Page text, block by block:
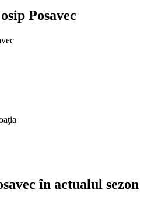
Posavec
în actualul sezon